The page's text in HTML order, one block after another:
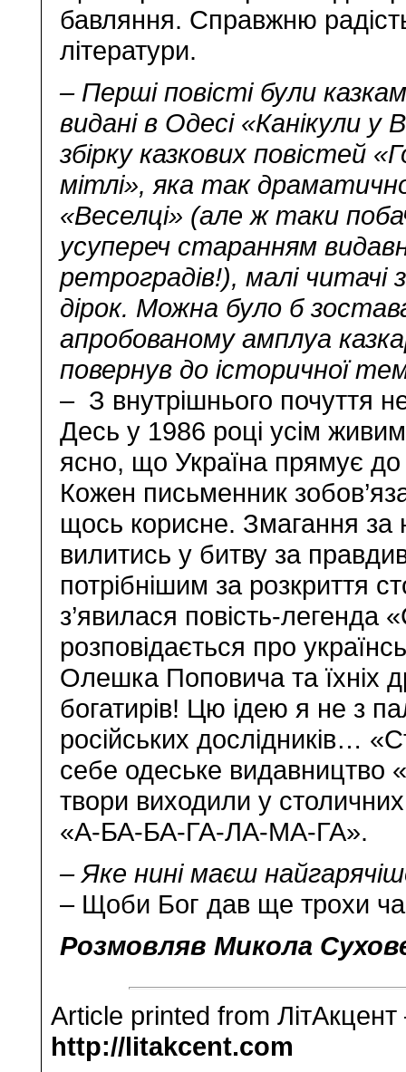
бавляння. Справжню
літератури.
– Перші повісті були
видані в Одесі «Канікули у
збірку казкових повістей
мітлі», яка так
«Веселці» (але ж таки
усупереч старанням
ретроградів!), малі читачі
дірок. Можна було б
апробованому амплуа
повернув до історичної
– З внутрішнього почуття
Десь у 1986 році усім
ясно, що Україна прямує до
Кожен письменник
щось корисне. Змагання за
вилитись у битву за
потрібнішим за розкриття
з’явилася повість-легенда
розповідається про
Олешка Поповича та їхніх
богатирів! Цю ідею я не з
російських дослідників…
себе одеське видавництво
твори виходили у
«А-БА-БА-ГА-ЛА-МА-ГА».
– Яке нині маєш
– Щоби Бог дав ще трохи
Розмовляв Микола
Article printed from ЛітАкцент
http://litakcent.com